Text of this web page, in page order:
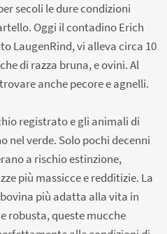
secoli le dure condizioni
Oggi il contadino Erich
LaugenRind, vi alleva circa 10
di razza bruna, e ovini. Al
anche pecore e agnelli.
registrato e gli animali di
nel verde. Solo pochi decenni
a rischio estinzione,
più massicce e redditizie. La
più adatta alla vita in
robusta, queste mucche